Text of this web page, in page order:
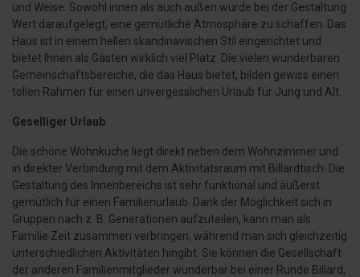
und Weise. Sowohl innen als auch außen wurde bei der Gestaltung
Wert daraufgelegt, eine gemütliche Atmosphäre zu schaffen. Das
Haus ist in einem hellen skandinavischen Stil eingerichtet und
bietet Ihnen als Gästen wirklich viel Platz. Die vielen wunderbaren
Gemeinschaftsbereiche, die das Haus bietet, bilden gewiss einen
tollen Rahmen für einen unvergesslichen Urlaub für Jung und Alt.
Geselliger Urlaub
Die schöne Wohnküche liegt direkt neben dem Wohnzimmer und
in direkter Verbindung mit dem Aktivitätsraum mit Billardtisch. Die
Gestaltung des Innenbereichs ist sehr funktional und äußerst
gemütlich für einen Familienurlaub. Dank der Möglichkeit sich in
Gruppen nach z. B. Generationen aufzuteilen, kann man als
Familie Zeit zusammen verbringen, während man sich gleichzeitig
unterschiedlichen Aktivitäten hingibt. Sie können die Gesellschaft
der anderen Familienmitglieder wunderbar bei einer Runde Billard,